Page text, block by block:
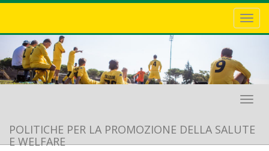
POLITICHE PER LA PROMOZIONE DELLA SALUTE
E WELFARE